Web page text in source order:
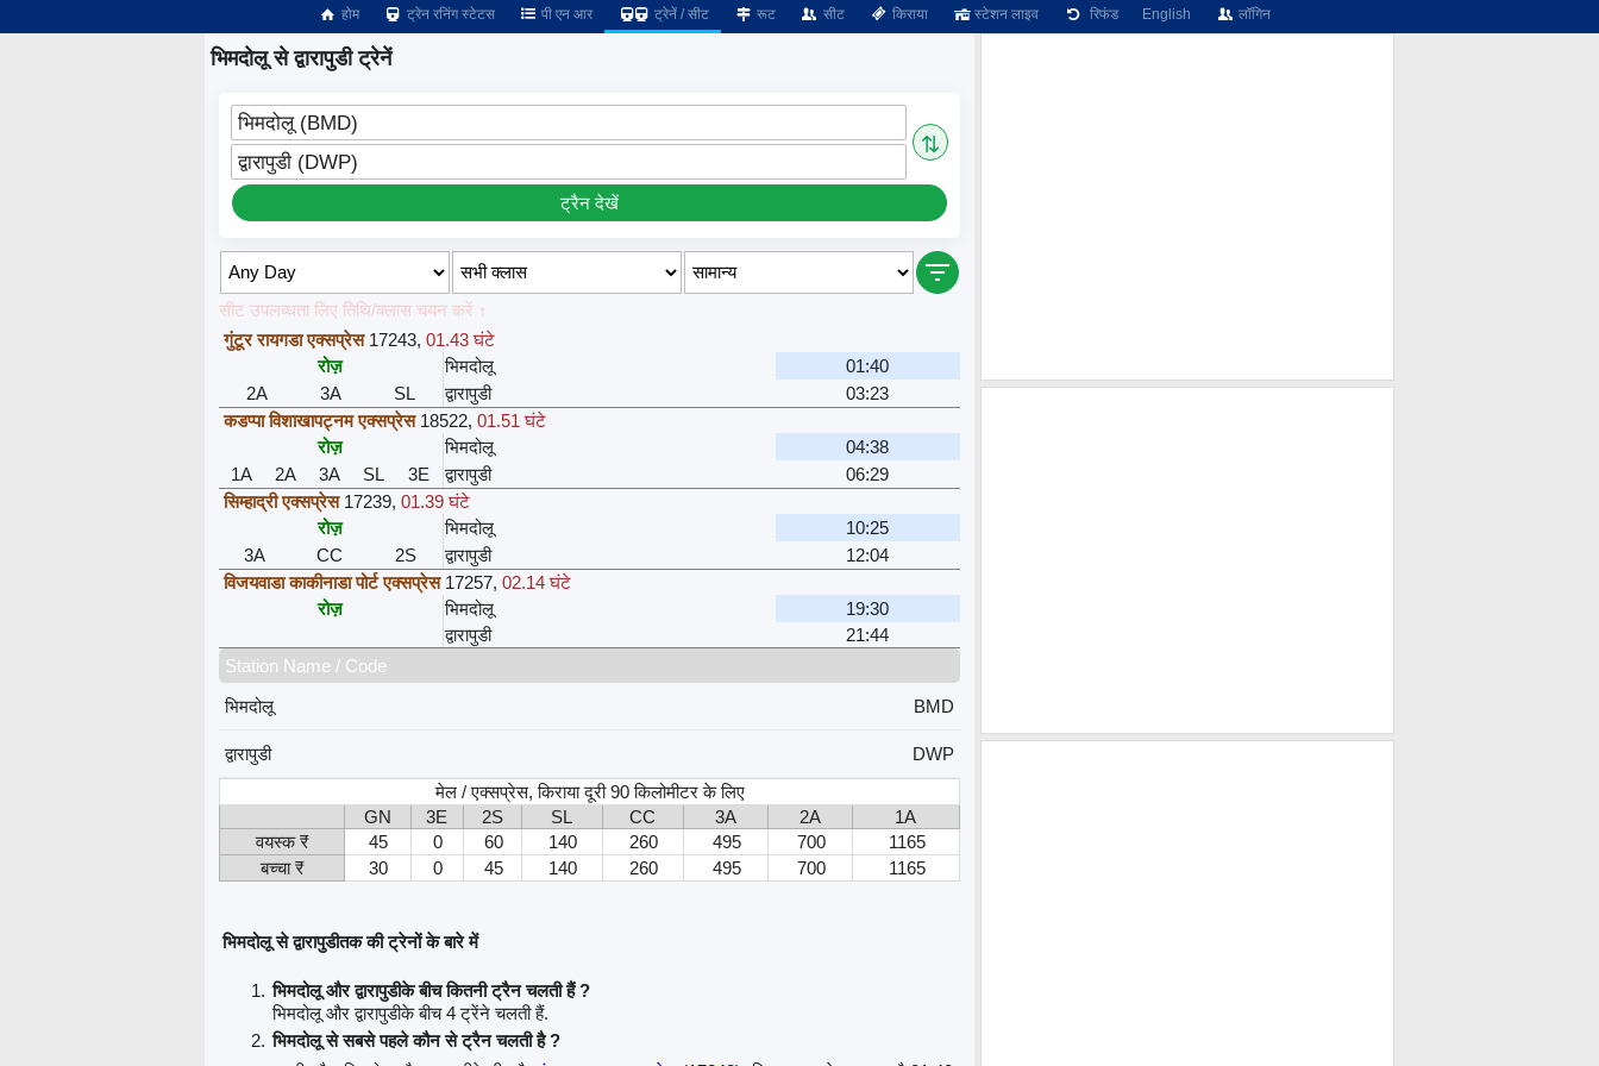
होम ट्रेन रनिंग स्टेटस पी एन आर ट्रेनें / सीट रूट सीट किराया स्टेशन लाइव रिफंड English लॉगिन
भिमदोलू से द्वारापुडी ट्रेनें
भिमदोलू (BMD)
⇅
द्वारापुडी (DWP)
ट्रैन देखें
सीट उपलब्धता लिए तिथि/क्लास चयन करें ↑
गुंटूर रायगडा एक्सप्रेस 17243, 01.43 घंटे
रोज़
भिमदोलू
01:40
2A
3A SL द्वारापुडी
03:23
कडप्पा विशाखापट्नम एक्सप्रेस 18522, 01.51 घंटे
रोज़
भिमदोलू
04:38
1A
2A 3A SL 3E द्वारापुडी
06:29
सिम्हाद्री एक्सप्रेस 17239, 01.39 घंटे
रोज़
भिमदोलू
10:25
3A
CC 2S द्वारापुडी
12:04
विजयवाडा काकीनाडा पोर्ट एक्सप्रेस 17257, 02.14 घंटे
रोज़
भिमदोलू
19:30
द्वारापुडी
21:44
Station Name / Code
भिमदोलू
BMD
द्वारापुडी
DWP
मेल / एक्सप्रेस, किराया दूरी 90 किलोमीटर के लिए
GN
3E 2S SL CC 3A 2A
1A
वयस्क ₹
45 0 60 140 260 495 700
1165
बच्चा ₹
30 0 45 140 260 495 700 1165
भिमदोलू से द्वारापुडीतक की ट्रेनों के बारे में
भिमदोलू और द्वारापुडीके बीच कितनी ट्रैन चलती हैं ?
भिमदोलू और द्वारापुडीके बीच 4 ट्रेंने चलती हैं.
भिमदोलू से सबसे पहले कौन से ट्रैन चलती है ?